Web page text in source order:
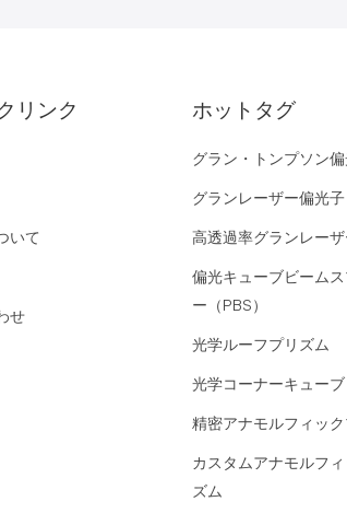
リンク
いて
せ
ホットタグ
グラン・トンプソン偏
グランレーザー偏光子
高透過率グランレー
偏光キューブビーム
ー（PBS）
光学ルーフプリズム
光学コーナーキューブ
精密アナモルフィッ
カスタムアナモルフィ
ズム